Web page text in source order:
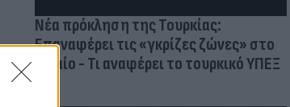
Νέα πρόκληση της Τουρκίας:
Επαναφέρει τις «γκρίζες ζώνες» στο
Αιγαίο - Τι αναφέρει το τουρκικό ΥΠΕΞ